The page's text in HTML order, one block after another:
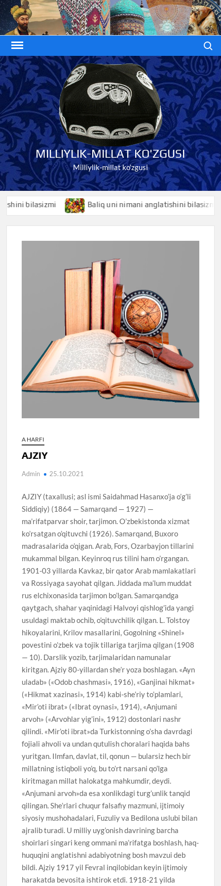
Skip
to
content
MILLIYLIK-MILLAT KO'ZGUSI
Milliylik-millat ko'zgusi
bilasizmi Baliq uni nimani anglatishini bilasizmi
A HARFI
AJZIY
Admin 25.10.2021
AJZIY (taxallusi; asl ismi Saidahmad Hasanxo’ja o’g’li
Siddiqiy) (1864 — Samarqand — 1927) —
ma’rifatparvar shoir, tarjimon. O’zbekistonda xizmat
ko’rsatgan o’qituvchi (1926). Samarqand, Buxoro
madrasalarida o’qigan. Arab, Fors, Ozarbayjon tillarini
mukammal bilgan. Keyinroq rus tilini ham o’rgangan.
1901-03 yillarda Kavkaz, bir qator Arab mamlakatlari
va Rossiyaga sayohat qilgan. Jiddada ma’lum muddat
rus elchixonasida tarjimon bo’lgan. Samarqandga
qaytgach, shahar yaqinidagi Halvoyi qishlog’ida yangi
usuldagi maktab ochib, o’qituvchilik qilgan. L. Tolstoy
hikoyalarini, Krilov masallarini, Gogolning «Shinel»
povestini o’zbek va tojik tillariga tarjima qilgan (1908
— 10). Darslik yozib, tarjimalaridan namunalar
kiritgan. Ajziy 80-yillardan she’r yoza boshlagan. «Ayn
uladab» («Odob chashmasi», 1916), «Ganjinai hikmat»
(«Hikmat xazinasi», 1914) kabi-she’riy to’plamlari,
«Mir’oti ibrat» («Ibrat oynasi», 1914), «Anjumani
arvoh» («Arvohlar yig’ini», 1912) dostonlari nashr
qilindi. «Mir’oti ibrat»da Turkistonning o’sha davrdagi
fojiali ahvoli va undan qutulish choralari haqida bahs
yuritgan. Ilmfan, davlat, til, qonun — bularsiz hech bir
millatning istiqboli yo’q, bu to’rt narsani qo’lga
kiritmagan millat halokatga mahkumdir, deydi.
«Anjumani arvoh»da esa xonlikdagi turg’unlik tanqid
qilingan. She’rlari chuqur falsafiy mazmuni, ijtimoiy
siyosiy mushohadalari, Fuzuliy va Bedilona uslubi bilan
ajralib turadi. U milliy uyg’onish davrining barcha
shoirlari singari keng ommani ma’rifatga boshlash, haq-
huquqini anglatishni adabiyotning bosh mavzui deb
bildi. Ajziy 1917 yil Fevral inqilobidan keyin ijtimoiy
harakatda bevosita ishtirok etdi. 1918-21 yilda